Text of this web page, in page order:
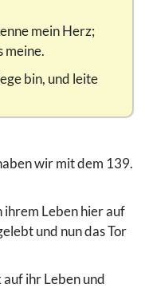
mein Herz;
meine.
bin, und leite
wir mit dem 139.
ihrem Leben hier auf
und nun das Tor
ihr Leben und